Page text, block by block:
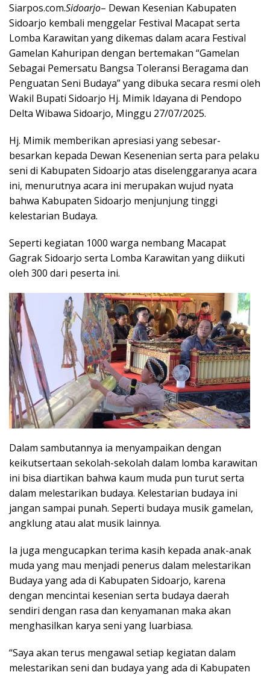
Siarpos.com.Sidoarjo– Dewan Kesenian Kabupaten
Sidoarjo kembali menggelar Festival Macapat serta
Lomba Karawitan yang dikemas dalam acara Festival
Gamelan Kahuripan dengan bertemakan “Gamelan
Sebagai Pemersatu Bangsa Toleransi Beragama dan
Penguatan Seni Budaya” yang dibuka secara resmi oleh
Wakil Bupati Sidoarjo Hj. Mimik Idayana di Pendopo
Delta Wibawa Sidoarjo, Minggu 27/07/2025.
Hj. Mimik memberikan apresiasi yang sebesar-
besarkan kepada Dewan Kesenenian serta para pelaku
seni di Kabupaten Sidoarjo atas diselenggaranya acara
ini, menurutnya acara ini merupakan wujud nyata
bahwa Kabupaten Sidoarjo menjunjung tinggi
kelestarian Budaya.
Seperti kegiatan 1000 warga nembang Macapat
Gagrak Sidoarjo serta Lomba Karawitan yang diikuti
oleh 300 dari peserta ini.
Dalam sambutannya ia menyampaikan dengan
keikutsertaan sekolah-sekolah dalam lomba karawitan
ini bisa diartikan bahwa kaum muda pun turut serta
dalam melestarikan budaya. Kelestarian budaya ini
jangan sampai punah. Seperti budaya musik gamelan,
angklung atau alat musik lainnya.
Ia juga mengucapkan terima kasih kepada anak-anak
muda yang mau menjadi penerus dalam melestarikan
Budaya yang ada di Kabupaten Sidoarjo, karena
dengan mencintai kesenian serta budaya daerah
sendiri dengan rasa dan kenyamanan maka akan
menghasilkan karya seni yang luarbiasa.
“Saya akan terus mengawal setiap kegiatan dalam
melestarikan seni dan budaya yang ada di Kabupaten